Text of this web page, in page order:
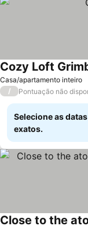
Casa/apartamento inteiro
Cozy Loft
/ Pontuação não
Selecione as
exatos.